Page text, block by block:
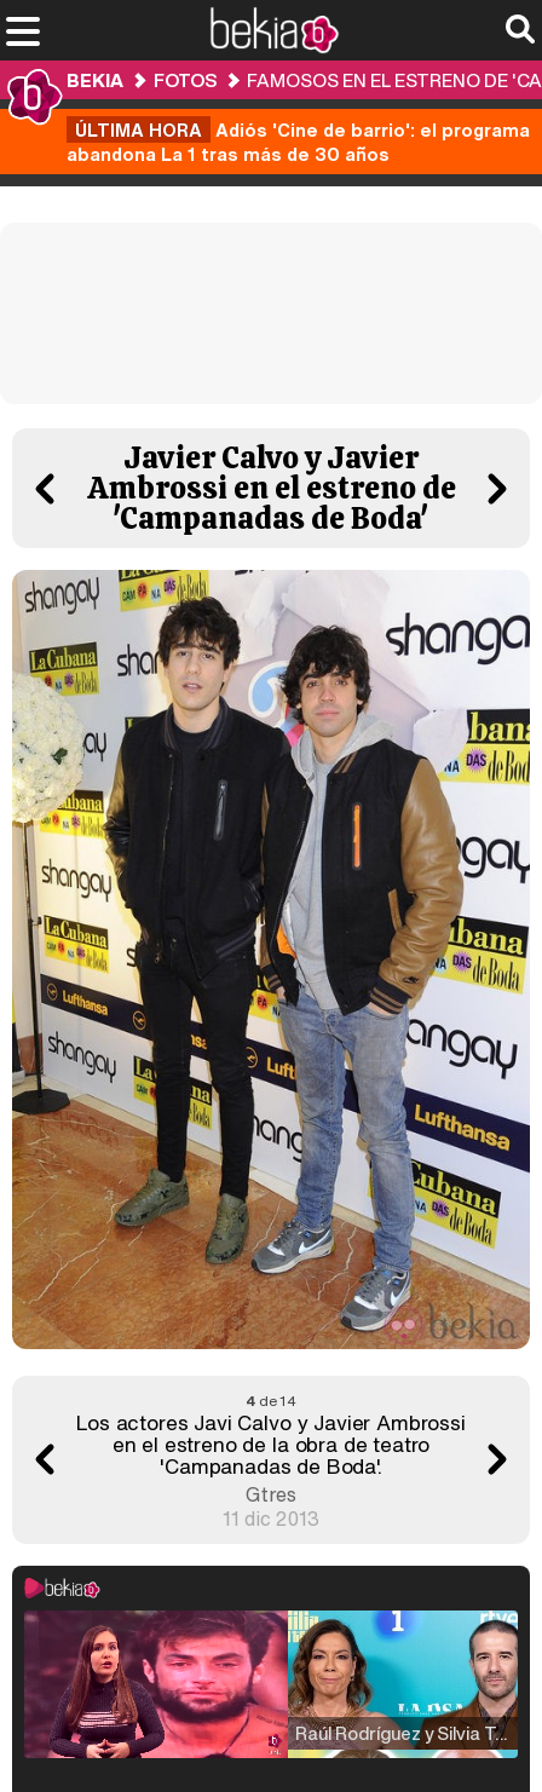
BEKIA FOTOS
FAMOSOS EN EL ESTRENO DE
ÚLTIMA HORA Adiós 'Cine de barrio': el programa
abandona La 1 tras más de 30 años
Javier Calvo y Javier
Ambrossi en el estreno de
'Campanadas de Boda'
4de 14
Los actores Javi Calvo y Javier Ambrossi
en el estreno de la obra de teatro
'Campanadas de Boda'.
Gtres
11 dic 2013
Raúl Rodríguez y Silvia Taulés nos cuentan su papel en 'La familia de la tele'